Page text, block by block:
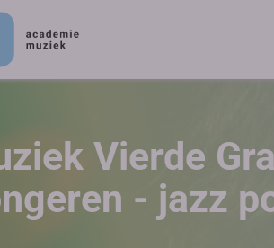
Vierde
- jazz